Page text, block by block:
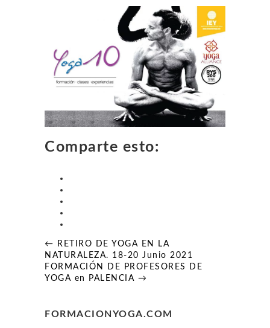
Comparte esto:
Navegación
de
entradas
← RETIRO DE YOGA EN LA
NATURALEZA. 18-20 Junio 2021
FORMACIÓN DE PROFESORES DE
YOGA en PALENCIA →
FORMACIONYOGA.COM